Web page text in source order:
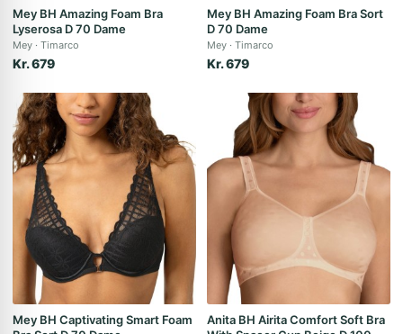
Mey BH Amazing Foam Bra
Lyserosa D 70 Dame
Mey Timarco
Kr. 679
Mey BH Amazing Foam Bra Sort
D 70 Dame
Mey Timarco
Kr. 679
Mey BH Captivating Smart Foam
Anita BH Airita Comfort Soft Bra